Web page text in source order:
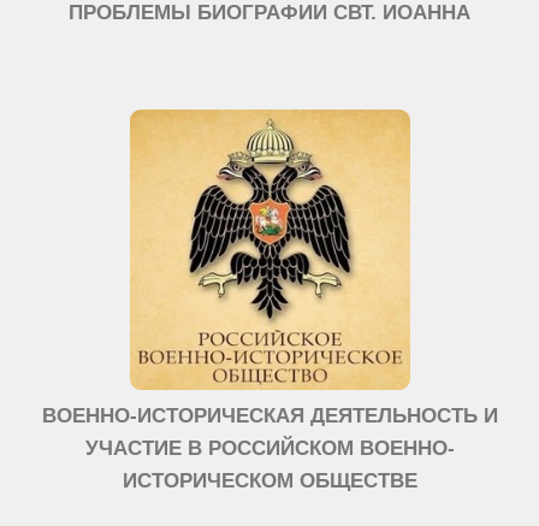
ПРОБЛЕМЫ БИОГРАФИИ СВТ. ИОАННА
ВОЕННО-ИСТОРИЧЕСКАЯ ДЕЯТЕЛЬНОСТЬ И
УЧАСТИЕ В РОССИЙСКОМ ВОЕННО-
ИСТОРИЧЕСКОМ ОБЩЕСТВЕ